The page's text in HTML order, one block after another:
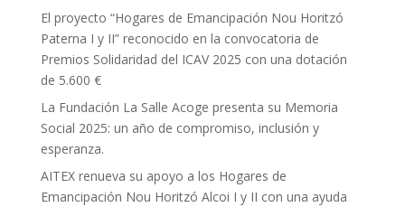
El proyecto “Hogares de Emancipación Nou Horitzó
Paterna I y II” reconocido en la convocatoria de
Premios Solidaridad del ICAV 2025 con una dotación
de 5.600 €
La Fundación La Salle Acoge presenta su Memoria
Social 2025: un año de compromiso, inclusión y
esperanza.
AITEX renueva su apoyo a los Hogares de
Emancipación Nou Horitzó Alcoi I y II con una ayuda